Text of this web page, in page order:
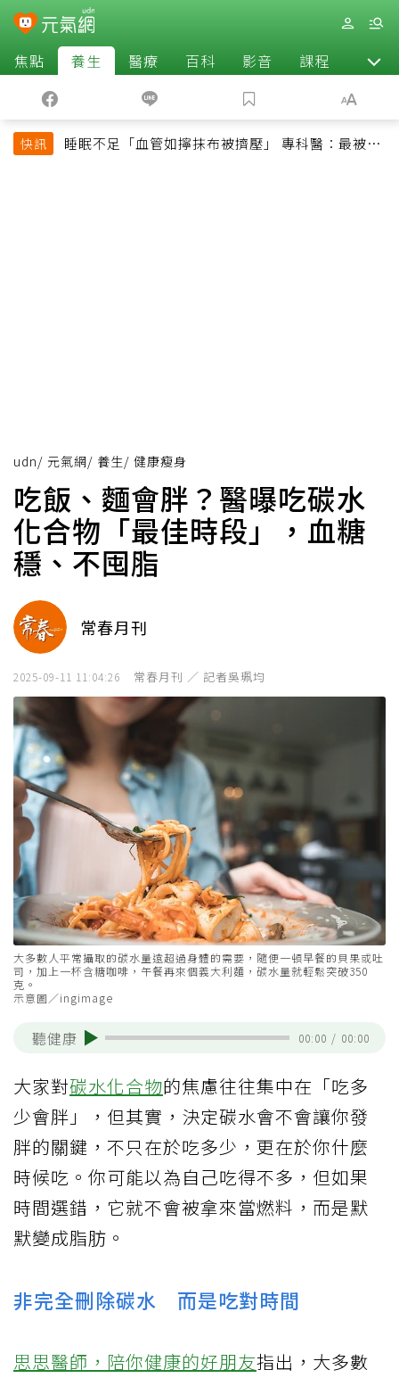
焦點 養生 醫療 百科 影音 課程 退休
快訊
睡眠不足「血管如擰抹布被擠壓」 專科醫：最被忽
udn/ 元氣網/ 養生/ 健康瘦身
吃飯、麵會胖？醫曝吃碳水
化合物「最佳時段」，血糖
穩、不囤脂
常春月刊
2025-09-11 11:04:26 常春月刊 ／ 記者吳珮均
大多數人平常攝取的碳水量遠超過身體的需要，隨便一頓早餐的貝果或吐
司，加上一杯含糖咖啡，午餐再來個義大利麵，碳水量就輕鬆突破350
克。
示意圖／ingimage
聽健康 00:00 / 00:00
大家對碳水化合物的焦慮往往集中在「吃多
少會胖」，但其實，決定碳水會不會讓你發
胖的關鍵，不只在於吃多少，更在於你什麼
時候吃。你可能以為自己吃得不多，但如果
時間選錯，它就不會被拿來當燃料，而是默
默變成脂肪。
非完全刪除碳水 而是吃對時間
思思醫師，陪你健康的好朋友指出，大多數